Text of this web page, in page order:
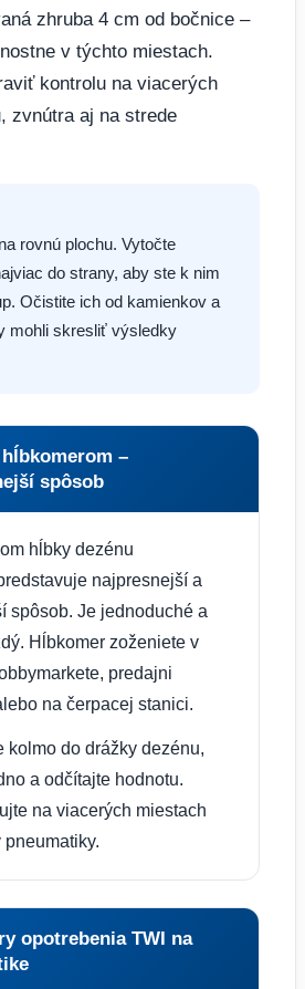
zhruba 4 cm od bočnice –
v týchto miestach.
kontrolu na viacerých
zvnútra aj na strede
rovnú plochu. Vytočte
do strany, aby ste k nim
Očistite ich od kamienkov a
mohli skresliť výsledky
hĺbkomerom –
spôsob
hĺbky dezénu
najpresnejší a
spôsob. Je jednoduché a
Hĺbkomer zoženiete v
predajni
na čerpacej stanici.
kolmo do drážky dezénu,
a odčítajte hodnotu.
na viacerých miestach
opotrebenia TWI na